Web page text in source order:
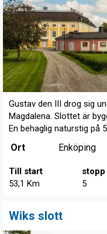
Gustav den III drog sig
Magdalena. Slottet är
En behaglig naturstig på
Ort Enköping
Till start
53,1 Km
stopp
5
Wiks slott